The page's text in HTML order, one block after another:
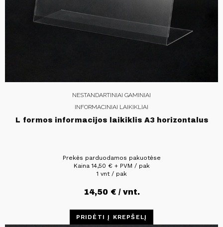
NESTANDARTINIAI GAMINIAI
INFORMACINIAI LAIKIKLIAI
L formos informacijos laikiklis A3 horizontalus
Prekės parduodamos pakuotėse
Kaina14,50 €+ PVM / pak
1 vnt / pak
14,50 €/ vnt.
PRIDĖTI Į KREPŠELĮ